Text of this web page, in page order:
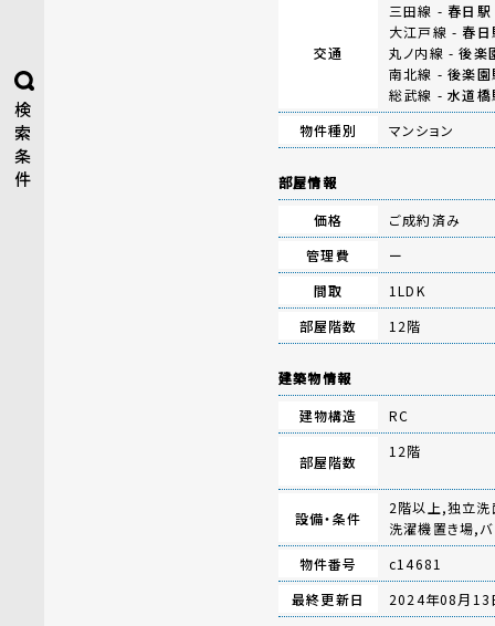
検
索
条
件
交通
三田線 - 春日駅
大江戸線 - 春日
丸ノ内線 -後楽
南北線 -後楽園
総武線 -水道橋
物件種別
マンション
部屋情報
価格
ご成約済み
管理費
ー
間取
1LDK
部屋階数
12階
建築物情報
建物構造
RC
部屋階数
12階
設備・条件
2階以上,独立洗
洗濯機置き場,
物件番号
c14681
最終更新日
2024年08月13